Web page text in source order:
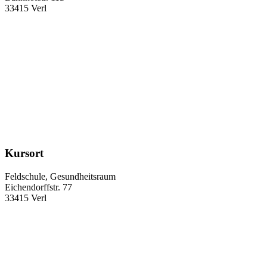
33415 Verl
Kursort
Feldschule, Gesundheitsraum
Eichendorffstr. 77
33415 Verl